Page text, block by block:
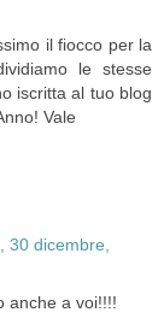
il fiocco per la
le stesse
iscritta al tuo blog
Vale
30 dicembre,
anche a voi!!!!